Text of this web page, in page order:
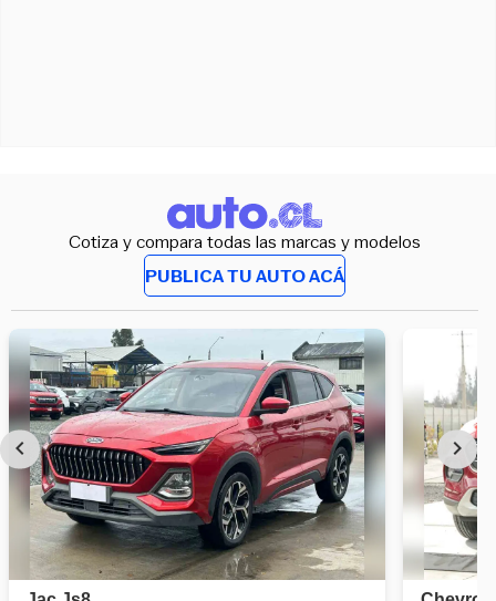
Cotiza y compara todas las marcas y modelos
PUBLICA TU AUTO ACÁ